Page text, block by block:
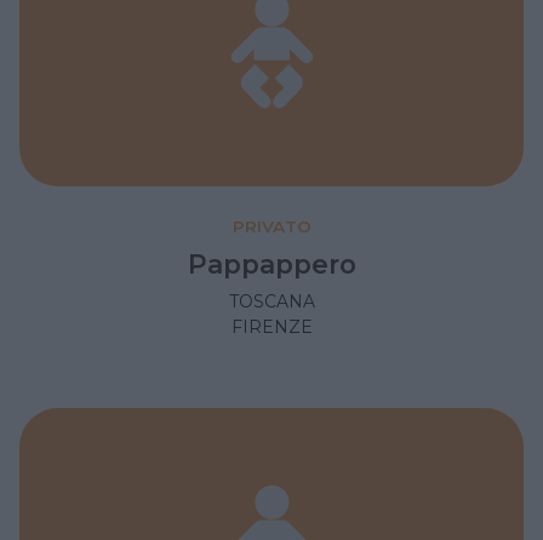
PRIVATO
Pappappero
TOSCANA
FIRENZE